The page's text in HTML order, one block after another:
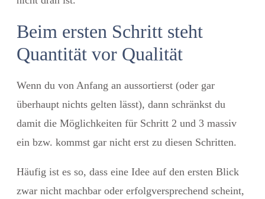
Beim ersten Schritt steht
Quantität vor Qualität
Wenn du von Anfang an aussortierst (oder gar
überhaupt nichts gelten lässt), dann schränkst du
damit die Möglichkeiten für Schritt 2 und 3 massiv
ein bzw. kommst gar nicht erst zu diesen Schritten.
Häufig ist es so, dass eine Idee auf den ersten Blick
zwar nicht machbar oder erfolgversprechend scheint,